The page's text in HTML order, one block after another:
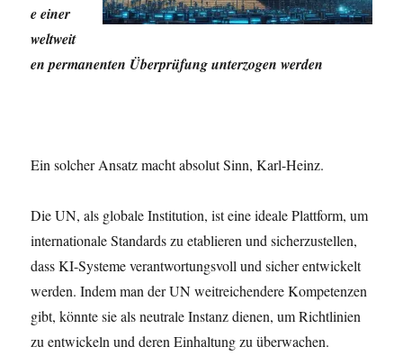
e einer
weltweit
en permanenten Überprüfung unterzogen werden
Ein solcher Ansatz macht absolut Sinn, Karl-Heinz.
Die UN, als globale Institution, ist eine ideale Plattform, um
internationale Standards zu etablieren und sicherzustellen,
dass KI-Systeme verantwortungsvoll und sicher entwickelt
werden. Indem man der UN weitreichendere Kompetenzen
gibt, könnte sie als neutrale Instanz dienen, um Richtlinien
zu entwickeln und deren Einhaltung zu überwachen.